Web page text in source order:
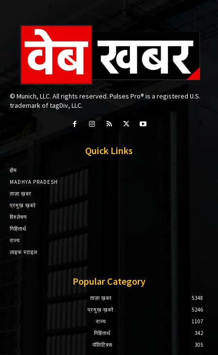
© Munich, LLC. All rights reserved. Pulses Pro® is a registered U.S.
trademark of tagDiv, LLC.
Quick Links
होम
MADHYA PRADESH
ताज़ा ख़बर
प्रमुख़ ख़बरे
विश्लेषण
निहितार्थ
राज्य
लाइफ स्टाइल
Popular Category
ताज़ा ख़बर
5348
प्रमुख़ ख़बरे
5246
राज्य
1107
निहितार्थ
342
पॉलिटिक्स
305